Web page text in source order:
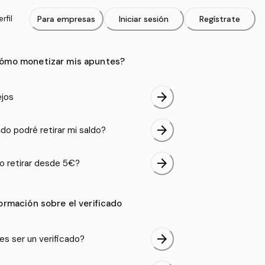
monetizar mis apuntes?
arrow_forward
podré retirar mi saldo? arrow_forward
retirar desde 5€? arrow_forward
sobre el verificado
ser un verificado? arrow_forward
Para empresas Iniciar sesión Regístrate